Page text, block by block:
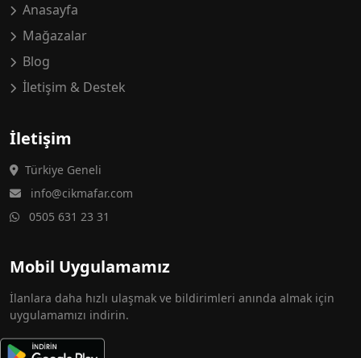
Anasayfa
Mağazalar
Blog
İletişim & Destek
İletişim
Türkiye Geneli
info@cikmafar.com
0505 631 23 31
Mobil Uygulamamız
İlanlara daha hızlı ulaşmak ve bildirimleri anında almak için
uygulamamızı indirin.